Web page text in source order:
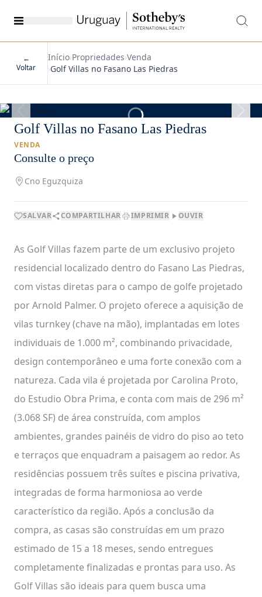
←
Voltar
Início›Propriedades›Venda
›Golf Villas no Fasano Las Piedras
Golf Villas no Fasano Las Piedras
VENDA
Consulte o preço
Cno Eguzquiza
SALVAR COMPARTILHAR IMPRIMIR OUVIR
As Golf Villas fazem parte de um exclusivo projeto
residencial localizado dentro do Fasano Las Piedras,
com vistas diretas para o campo de golfe projetado
por Arnold Palmer. O projeto oferece a aquisição de
vilas turnkey (chave na mão), implantadas em lotes
individuais de 1.000 m², combinando privacidade,
design contemporâneo e uma forte conexão com a
natureza. Cada vila é projetada por Carolina Proto,
do Estudio Obra Prima, e conta com mais de 296 m²
(3.068 SF) de área construída, com amplos
ambientes, grandes painéis de vidro do piso ao teto
e terraços que enquadram a paisagem ao redor. As
residências possuem três suítes e piscina privativa,
integradas de forma harmoniosa ao verde
característico da região. Após a conclusão da
compra, as casas são construídas em um prazo
estimado de 15 a 18 meses, sendo entregues
completamente finalizadas e prontas para uso. As
Golf Villas são ideais para quem busca uma